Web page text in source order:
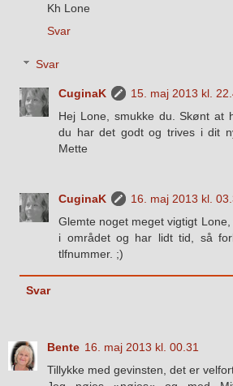
Kh Lone
Svar
Svar
CuginaK
15. maj 2013 kl.
Hej Lone, smukke du. Skønt at
du har det godt og trives i dit
Mette
CuginaK
16. maj 2013 kl.
Glemte noget meget vigtigt
i området og har lidt tid, så
tlfnummer. ;)
Svar
Bente 16. maj 2013 kl. 00.31
Tillykke med gevinsten, det er